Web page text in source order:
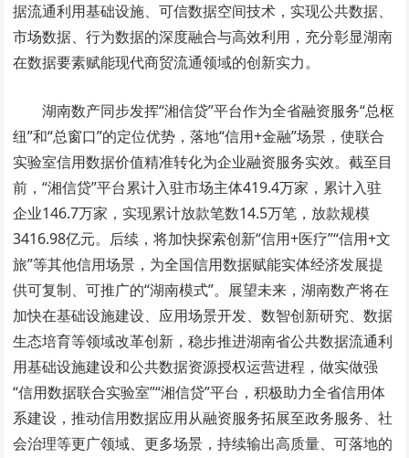
据流通利用基础设施、可信数据空间技术，实现公共数据、
市场数据、行为数据的深度融合与高效利用，充分彰显湖南
在数据要素赋能现代商贸流通领域的创新实力。
湖南数产同步发挥“湘信贷”平台作为全省融资服务“总枢
纽”和“总窗口”的定位优势，落地“信用+金融”场景，使联合
实验室信用数据价值精准转化为企业融资服务实效。截至目
前，“湘信贷”平台累计入驻市场主体419.4万家，累计入驻
企业146.7万家，实现累计放款笔数14.5万笔，放款规模
3416.98亿元。后续，将加快探索创新“信用+医疗”“信用+文
旅”等其他信用场景，为全国信用数据赋能实体经济发展提
供可复制、可推广的“湖南模式”。展望未来，湖南数产将在
加快在基础设施建设、应用场景开发、数智创新研究、数据
生态培育等领域改革创新，稳步推进湖南省公共数据流通利
用基础设施建设和公共数据资源授权运营进程，做实做强
“信用数据联合实验室”“湘信贷”平台，积极助力全省信用体
系建设，推动信用数据应用从融资服务拓展至政务服务、社
会治理等更广领域、更多场景，持续输出高质量、可落地的